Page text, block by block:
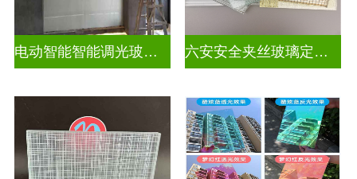
电动智能智能调光玻璃怎么调 六安安全夹丝玻璃定做电话